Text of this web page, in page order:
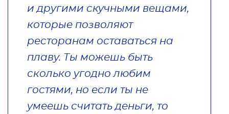
и другими скучными вещами,
которые позволяют
ресторанам оставаться на
плаву. Ты можешь быть
сколько угодно любим
гостями, но если ты не
умеешь считать деньги, то